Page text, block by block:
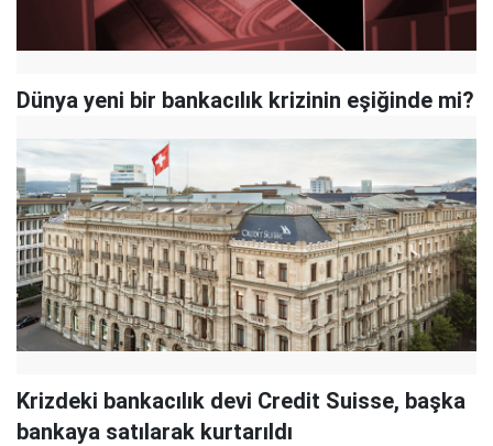
Dünya yeni bir bankacılık krizinin eşiğinde mi?
Krizdeki bankacılık devi Credit Suisse, başka
bankaya satılarak kurtarıldı